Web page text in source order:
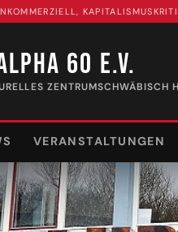
60 E.V.
ZENTRUMSCHWÄBISCH
VERANSTALTUNGEN